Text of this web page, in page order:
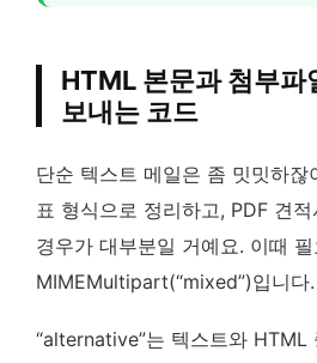
HTML 본문과 첨부파
보내는 코드
단순 텍스트 메일은 좀 밋밋하잖
표 형식으로 정리하고, PDF 견
경우가 대부분일 거예요. 이때 필
MIMEMultipart(“mixed”)입니다.
“alternative”는 텍스트와 HTML